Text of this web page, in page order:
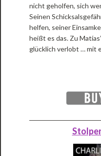
nicht geholfen, sich
Seinen
helfen, seiner
heißt es das. Zu
glücklich verlobt … mit